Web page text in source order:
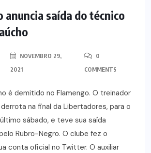
ESPORTES
anuncia saída do técnico
NOVEMBRO 29,
2021
0
COMMENTS
é demitido no Flamengo. O treinador
na final da Libertadores, para o
sábado, e teve sua saída
Rubro-Negro. O clube fez o
conta oficial no Twitter. O auxiliar